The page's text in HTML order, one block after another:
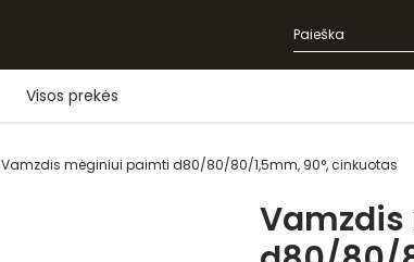
Visos prekės
Vamzdis mėginiui paimti d80/80/80/1,5mm, 90°, cinkuotas